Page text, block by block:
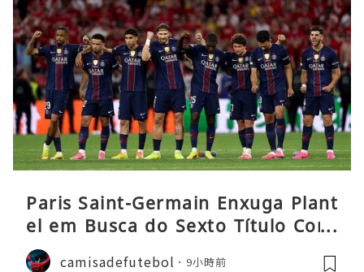
Paris Saint-Germain Enxuga Plant
el em Busca do Sexto Título Cons
ecutivo da Liga
camisadefutebol 9小時前